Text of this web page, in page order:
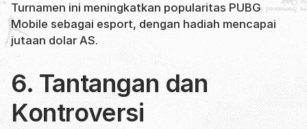
Turnamen ini meningkatkan popularitas PUBG
Mobile sebagai esport, dengan hadiah mencapai
jutaan dolar AS.
6. Tantangan dan
Kontroversi